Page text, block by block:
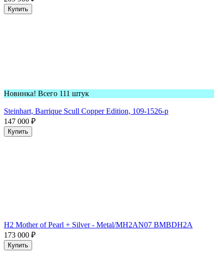
Купить
Новинка! Всего 111 штук
Steinhart, Barrique Scull Copper Edition, 109-1526-p
147 000 ₽
Купить
H2 Mother of Pearl + Silver - Metal/MH2AN07 BMBDH2A
173 000 ₽
Купить